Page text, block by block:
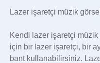
Lazer işaretçi müzik
Kendi lazer işaretçi
için bir lazer işaretçi, bir
bant kullanabilirsiniz.